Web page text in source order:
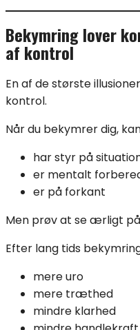
Bekymring lover
af kontrol
En af de største
kontrol.
Når du bekymrer dig,
har styr på
er mentalt
er på forkant
Men prøv at se ærligt
Efter lang tids
mere uro
mere træthed
mindre klarhed